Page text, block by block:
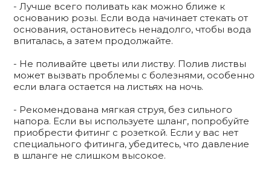
- Лучше всего поливать как можно ближе к
основанию розы. Если вода начинает стекать от
основания, остановитесь ненадолго, чтобы вода
впиталась, а затем продолжайте.
- Не поливайте цветы или листву. Полив листвы
может вызвать проблемы с болезнями, особенно
если влага остается на листьях на ночь.
- Рекомендована мягкая струя, без сильного
напора. Если вы используете шланг, попробуйте
приобрести фитинг с розеткой. Если у вас нет
специального фитинга, убедитесь, что давление
в шланге не слишком высокое.